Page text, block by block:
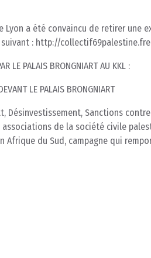
a été convaincu de retirer une
: http://
LE PALAIS BRONGNIART AU KKL :
LE PALAIS BRONGNIART
Désinvestissement, Sanctions
de la société civile
du Sud, campagne qui